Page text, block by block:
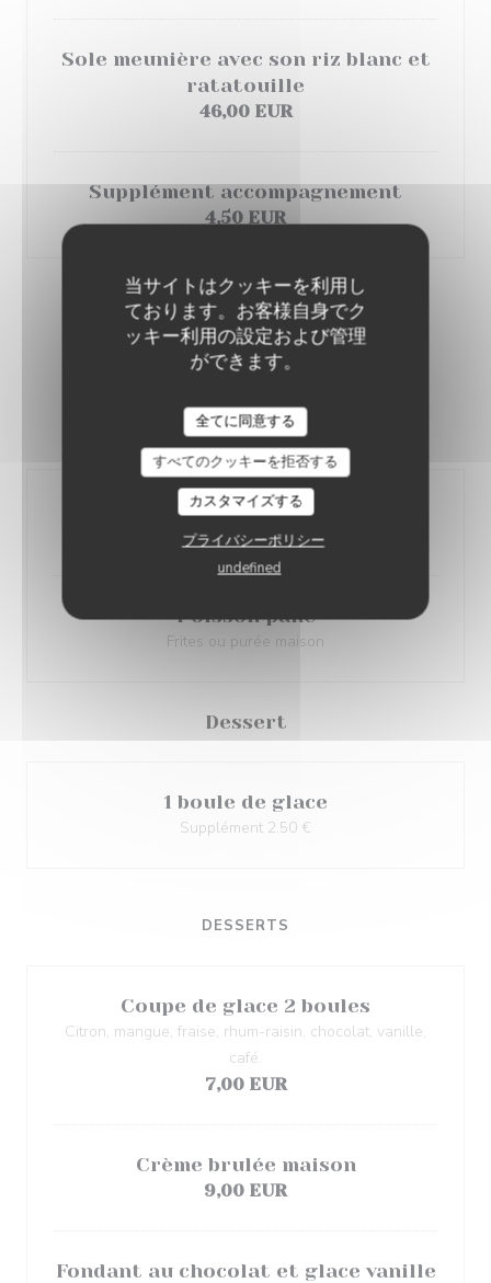
当サイトはクッキーを利用し
ております。お客様自身でク
ッキー利用の設定および管理
ができます。
全てに同意する
すべてのクッキーを拒否する
カスタマイズする
プライバシーポリシー
undefined
Sole meunière avec son riz blanc et
ratatouille
46,00 EUR
Supplément accompagnement
4,50 EUR
MENU ENFANT
12,50 EUR
Plat au choix
Nuggets de poulet
Frites ou purée maison
Poisson pané
Frites ou purée maison
Dessert
1 boule de glace
Supplément 2.50 €
DESSERTS
Coupe de glace 2 boules
Citron, mangue, fraise, rhum-raisin, chocolat, vanille,
café.
7,00 EUR
Crème brulée maison
9,00 EUR
Fondant au chocolat et glace vanille
RESTAURANT LA BROCHE DE LEONARD